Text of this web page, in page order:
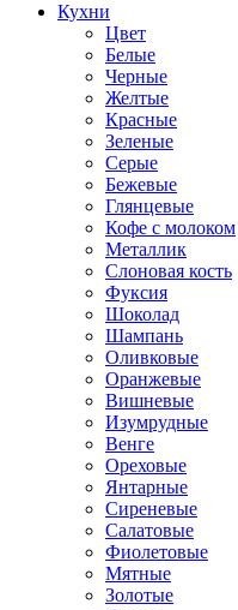
Кухни
Цвет
Белые
Черные
Желтые
Красные
Зеленые
Серые
Бежевые
Глянцевые
Кофе с молоком
Металлик
Слоновая кость
Фуксия
Шоколад
Шампань
Оливковые
Оранжевые
Вишневые
Изумрудные
Венге
Ореховые
Янтарные
Сиреневые
Салатовые
Фиолетовые
Мятные
Золотые